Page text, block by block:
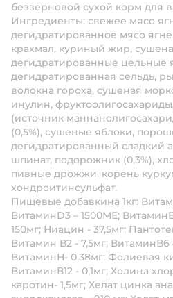
беззерновой сухой корм для
Ингредиенты: свежее мясо
дегидратированное мясо
крахмал, куриный жир,
дегидратированные цельные
дегидратированная сельдь,
волокна гороха, сушеная
инулин,
(источник
(0,5%), сушеные яблоки,
дегидратированный сладкий
шпинат, подорожник (0,3%),
пивные дрожжи, корень
хондроитинсульфат.
Пищевые добавкина 1кг:
ВитаминD3 – 1500МЕ;
150мг; Ниацин - 37,5мг;
Витамин В2 - 7,5мг; ВитаминВ6
ВитаминН- 0,38мг; Фолиевая
ВитаминВ12 - 0,1мг; Холина
каротин- 1,5мг; Хелат цинка